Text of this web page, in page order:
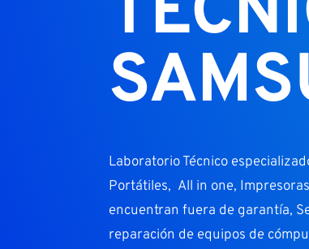
Laboratorio Técnico
Portátiles, All in one,
encuentran fuera de garantía,
reparación de equipos de